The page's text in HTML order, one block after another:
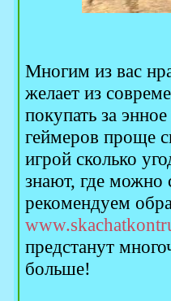
Многим из вас
желает из
покупать за
геймеров проще
игрой сколько
знают, где можно
рекомендуем
предстанут
больше!